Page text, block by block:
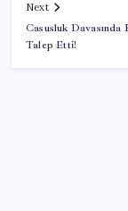
Next
Casusluk Davasında
Talep Etti!